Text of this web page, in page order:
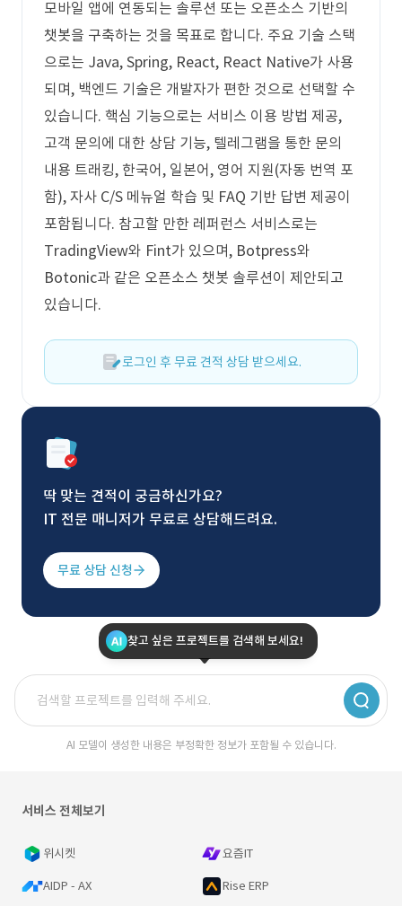
모바일 앱에 연동되는 솔루션 또는 오픈소스 기반의
챗봇을 구축하는 것을 목표로 합니다. 주요 기술 스택
으로는 Java, Spring, React, React Native가 사용
되며, 백엔드 기술은 개발자가 편한 것으로 선택할 수
있습니다. 핵심 기능으로는 서비스 이용 방법 제공,
고객 문의에 대한 상담 기능, 텔레그램을 통한 문의
내용 트래킹, 한국어, 일본어, 영어 지원(자동 번역 포
함), 자사 C/S 메뉴얼 학습 및 FAQ 기반 답변 제공이
포함됩니다. 참고할 만한 레퍼런스 서비스로는
TradingView와 Fint가 있으며, Botpress와
Botonic과 같은 오픈소스 챗봇 솔루션이 제안되고
있습니다.
로그인 후 무료 견적 상담 받으세요.
딱 맞는 견적이 궁금하신가요?
IT 전문 매니저가 무료로 상담해드려요.
무료 상담 신청
찾고 싶은 프로젝트를 검색해 보세요!
AI 모델이 생성한 내용은 부정확한 정보가 포함될 수 있습니다.
서비스 전체보기
위시켓 요즘IT
AIDP - AX Rise ERP